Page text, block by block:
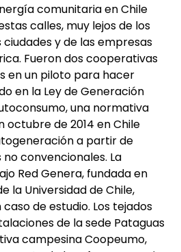
comunitaria en Chile
calles, muy lejos de los
y de las empresas
Fueron dos cooperativas
en un piloto para hacer
en la Ley de Generación
una normativa
octubre de 2014 en Chile
a partir de
convencionales. La
Red Genera, fundada en
la Universidad de Chile,
de estudio. Los tejados
de la sede Pataguas
campesina Coopeumo,